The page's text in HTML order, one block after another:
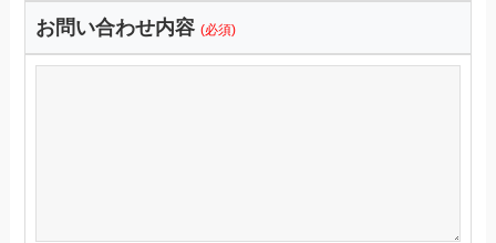
お問い合わせ内容 (必須)